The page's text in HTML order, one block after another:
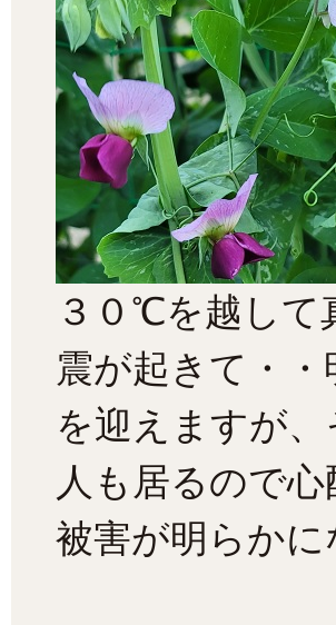
３０℃を越して
震が起きて・
を迎えますが
人も居るので
被害が明らか